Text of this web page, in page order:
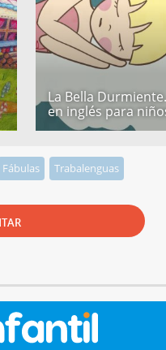
La Bella
en inglés para
Fábulas Trabalenguas